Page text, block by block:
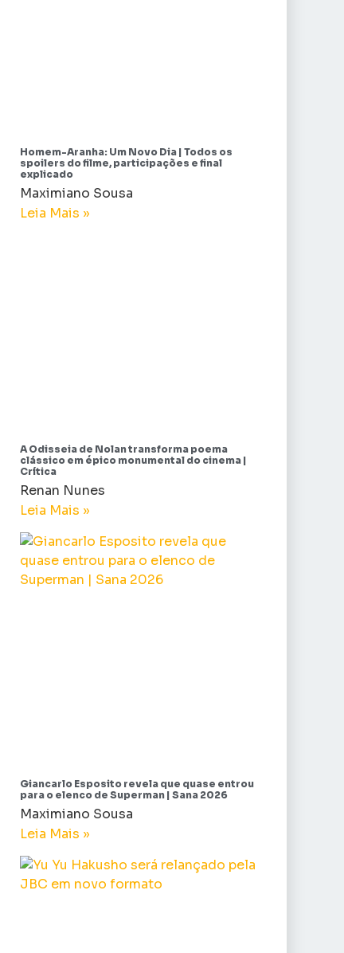
Homem-Aranha: Um Novo Dia | Todos os
spoilers do filme, participações e final
explicado
Maximiano Sousa
Leia Mais »
A Odisseia de Nolan transforma poema
clássico em épico monumental do cinema |
Crítica
Renan Nunes
Leia Mais »
Giancarlo Esposito revela que quase entrou
para o elenco de Superman | Sana 2026
Maximiano Sousa
Leia Mais »